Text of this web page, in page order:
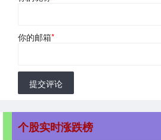
你的邮箱*
提交评论
个股实时涨跌榜